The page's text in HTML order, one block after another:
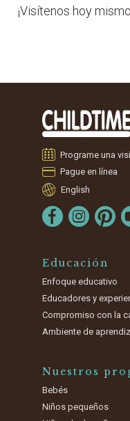
¡Visítenos hoy
Programe una
Pague en línea
English
Educación
Enfoque educativo
Educadores y
Compromiso con la
Ambiente de
Nuestros
Bebés
Niños pequeños